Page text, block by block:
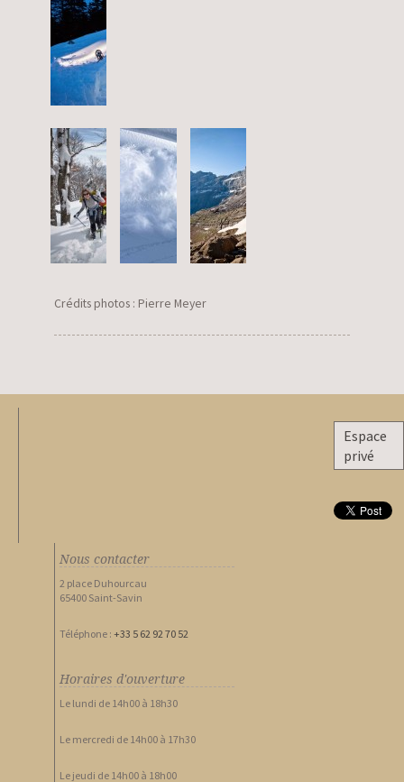
Crédits photos : Pierre Meyer
Nous contacter
2 place Duhourcau
65400 Saint-Savin
Téléphone : +33 5 62 92 70 52
Horaires d'ouverture
Le lundi de 14h00 à 18h30
Le mercredi de 14h00 à 17h30
Le jeudi de 14h00 à 18h00
Espace
privé